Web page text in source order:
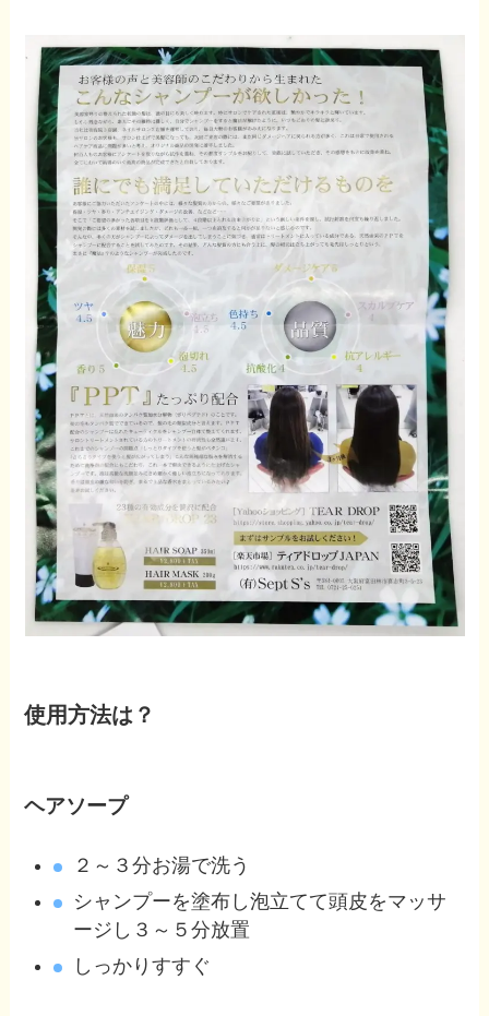
使用方法は？
ヘアソープ
２～３分お湯で洗う
シャンプーを塗布し泡立てて頭皮をマッサ
ージし３～５分放置
しっかりすすぐ